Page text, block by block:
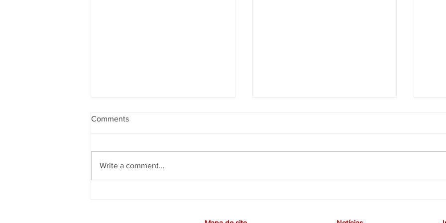
Comments
Write a comment...